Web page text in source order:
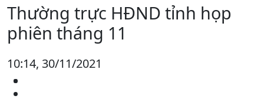
Thường trực HĐND tỉnh họp
phiên tháng 11
10:14, 30/11/2021